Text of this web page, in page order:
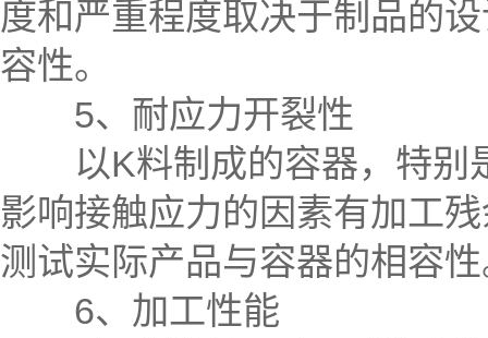
度和严重程度取决于制品的
容性。
5、耐应力开裂性
以K料制成的容器，特别
影响接触应力的因素有加工
测试实际产品与容器的相容
6、加工性能